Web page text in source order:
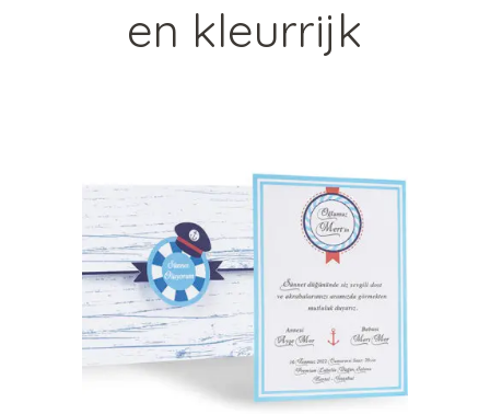
en kleurrijk